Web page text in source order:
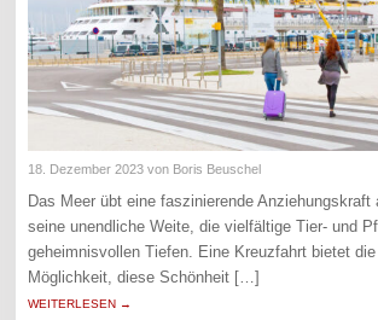
18. Dezember 2023 von Boris Beuschel
Das Meer übt eine faszinierende Anziehungskraft
seine unendliche Weite, die vielfältige Tier- und
geheimnisvollen Tiefen. Eine Kreuzfahrt bietet
Möglichkeit, diese Schönheit […]
WEITERLESEN →